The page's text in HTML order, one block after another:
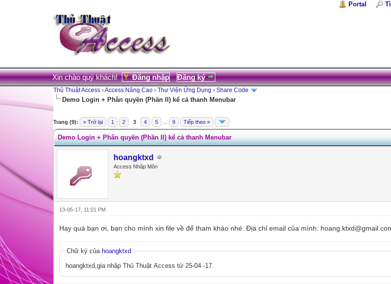
Portal
Xin chào quý khách! Đăng nhập Đăng ký
Thủ Thuật Access ›Access Nâng Cao ›Thư Viện Ứng Dụng ›Share Code
Demo Login + Phân quyền (Phần II) kể cả thanh Menubar
Trang (9): « Trở lại 1 2 3 4 5 9 Tiếp theo »
0 Votes - 0 Average
12345
Demo Login + Phân quyền (Phần II) kể cả thanh Menubar
hoangktxd
Access Nhập Môn
13-05-17, 11:01 PM
Hay quá bạn ơi, bạn cho mình xin file về để tham khảo nhé. Địa chỉ email của mình:
Chữ ký của hoangktxd
hoangktxd,gia nhập Thủ Thuật Access từ 25-04 -17.